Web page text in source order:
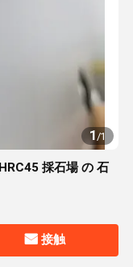
1/1
採石場 の 石
接触